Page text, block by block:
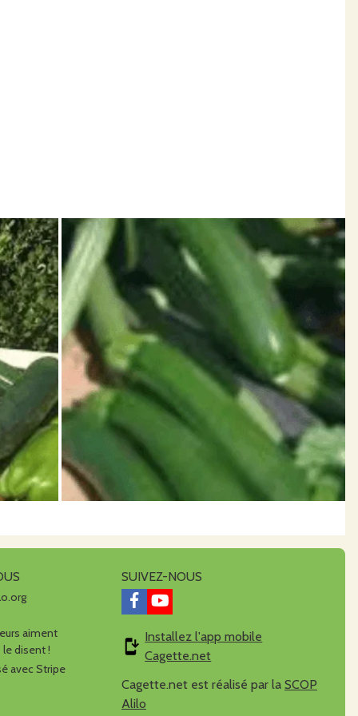
aiment
disent !
avec Stripe
SUIVEZ-NOUS
Installez l'app mobile
Cagette.net
Cagette.net est réalisé par la SCOP
Alilo